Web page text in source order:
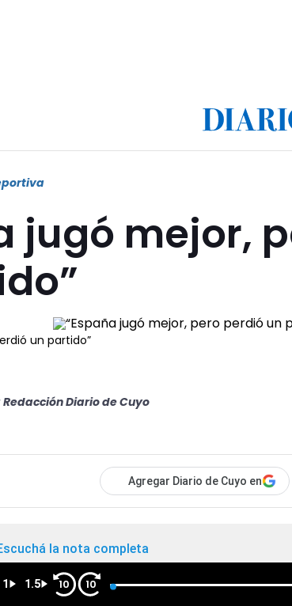
jugó mejor,
un partido”
Redacción Diario de Cuyo
Agregar Diario de Cuyo en
la nota completa
1 1.5 10 10